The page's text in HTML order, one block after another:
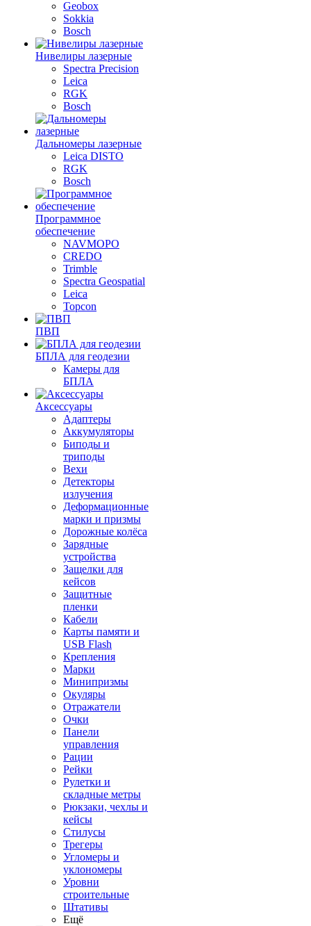
Geobox
Sokkia
Bosch
Нивелиры лазерные
Spectra Precision
Leica
RGK
Bosch
Дальномеры лазерные
Leica DISTO
RGK
Bosch
Программное
обеспечение
NAVMOPO
CREDO
Trimble
Spectra Geospatial
Leica
Topcon
ПВП
БПЛА для геодезии
Камеры для
БПЛА
Аксессуары
Адаптеры
Аккумуляторы
Биподы и
триподы
Вехи
Детекторы
излучения
Деформационные
марки и призмы
Дорожные колёса
Зарядные
устройства
Защелки для
кейсов
Защитные
пленки
Кабели
Карты памяти и
USB Flash
Крепления
Марки
Минипризмы
Окуляры
Отражатели
Очки
Панели
управления
Рации
Рейки
Рулетки и
складные метры
Рюкзаки, чехлы и
кейсы
Стилусы
Трегеры
Угломеры и
уклономеры
Уровни
строительные
Штативы
Ещё